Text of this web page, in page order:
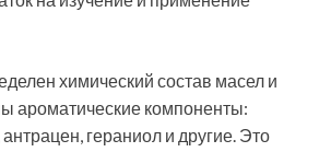
химический состав масел и
ароматические компоненты:
гераниол и другие. Это